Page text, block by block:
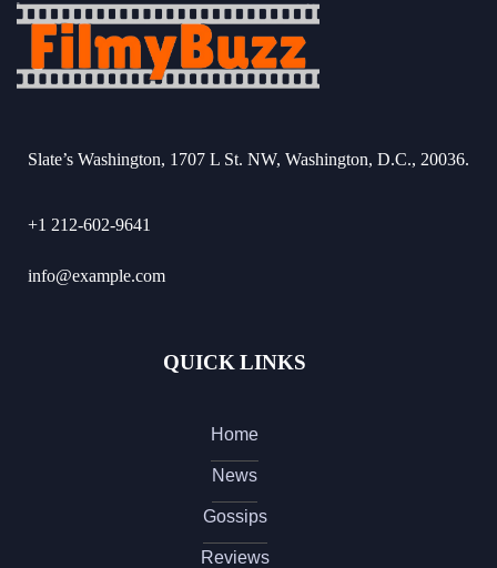
Slate’s Washington, 1707 L St. NW, Washington, D.C., 20036.
+1 212-602-9641
info@example.com
QUICK LINKS
Home
News
Gossips
Reviews